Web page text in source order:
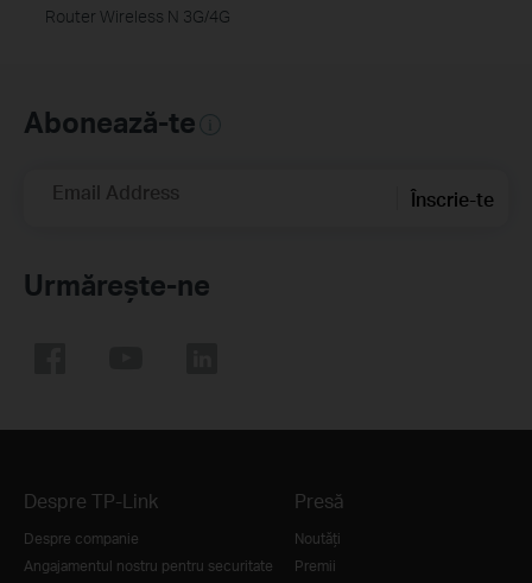
Router Wireless N 3G/4G
Abonează-te
Email Address Înscrie-te
Urmărește-ne
Despre TP-Link
Despre companie
Angajamentul nostru pentru securitate
Presă
Noutăţi
Premii